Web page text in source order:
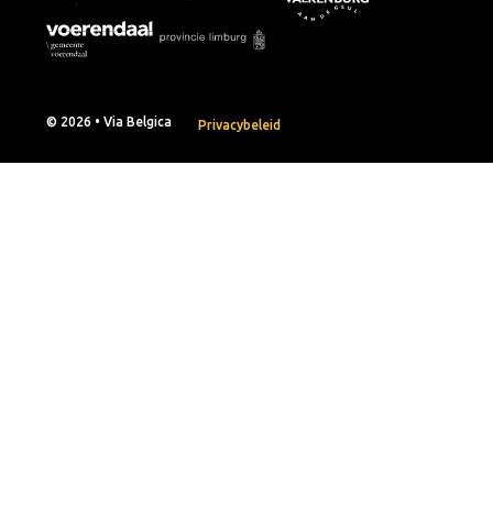
© 2026 • Via Belgica Privacybeleid